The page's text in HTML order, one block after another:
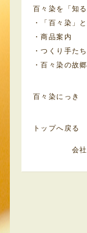
百々染を「知
・「百々染」
・商品案内
・つくり手たち
・百々染の故郷
百々染にっき
トップへ戻る
会